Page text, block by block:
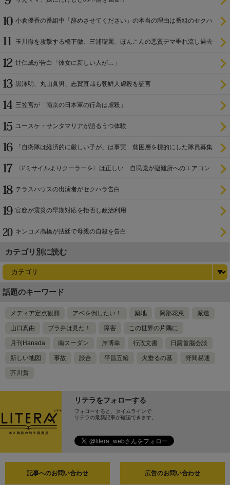
小倉優香の番組中「辞めさせてください」の本当の理由は番組のセクハ
玉川徹を攻撃する橋下徹、三浦瑠麗、ほんこんの悪質デマ垂れ流し過去
辻仁成が告白「彼女に新しい人が…」
黒澤明、丸山眞男、志賀直哉も朝鮮人虐殺を証言
三笠宮が「南京の日本軍の行為は虐殺」
ユースケ・サンタマリアが語るうつ体験
「自衛隊は経済的に厳しい子が」は事実 貧困層を標的にした隊員募集
〈#ミサイルよりクーラーを〉は正しい 自民党が避難所へのエアコン
テラスハウスの出演者がセクハラ告白
官邸が震災の早期対応を拒否し政治利用
キンコメ高橋が法廷で母親の自殺を告白
カテゴリ別に読む
話題のキーワード
メディア定点観測 アベを倒したい！ 築地 阿部花恵 派遣
山口真由 ブラ弁は見た！ 障害 この世界の片隅に
月刊Hanada 南スーダン 岸博幸 行政文書 日露首脳会談
新しい地図 事故 談合 平昌五輪 火垂るの墓 野間易通
芥川賞
リテラをフォローする
フォローすると、タイムラインで
リテラの最新記事が確認できます。
記事へのお問い合わせ 広告のお問い合わせ